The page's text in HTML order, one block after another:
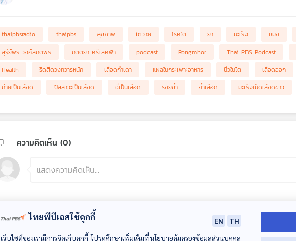
thaipbsradio thaipbs สุขภาพ ไตวาย โรคไต ยา มะเร็ง หมอ
สุรีย์พร วงศ์สถิตพร
กิตติยา ศรีเลิศฟ้า podcast Rongmhor Thai PBS Podcast
Health
ริดสีดวงทวารหนัก เลือดกำเดา แผลในกระเพาะอาหาร นิ่วในไต เลือดออก
ถ่ายเป็นเลือด
ปัสสาวะเป็นเลือด ฉี่เป็นเลือด รอยซ้ำ จ้ำเลือด มะเร็งเม็ดเลือดขาว
ความคิดเห็น (0)
ไทยพีบีเอสใช้คุกกี้ EN
TH
เว็บไซต์ของเรามีการจัดเก็บคุกกี้ โปรดศึกษาเพิ่มเติมที่นโยบายคุ้มครองข้อมูลส่วนบุคคล